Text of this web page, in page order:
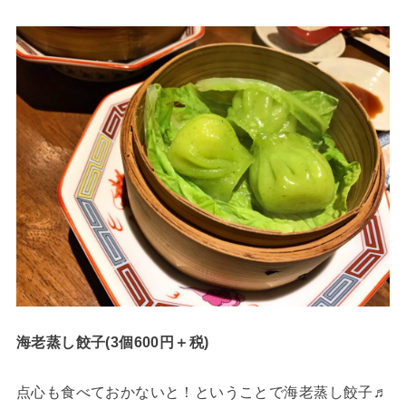
海老蒸し餃子(3個600円＋税)
点心も食べておかないと！ということで海老蒸し餃子♬